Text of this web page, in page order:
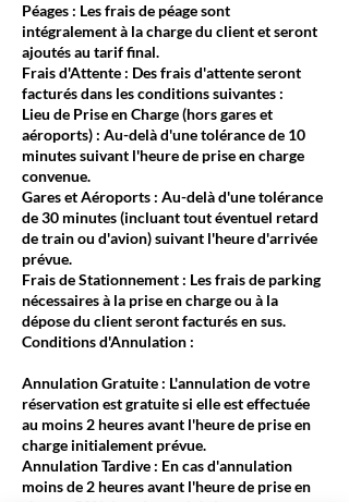
Péages : Les frais de péage sont
intégralement à la charge du client et seront
ajoutés au tarif final.
Frais d'Attente : Des frais d'attente seront
facturés dans les conditions suivantes :
Lieu de Prise en Charge (hors gares et
aéroports) : Au-delà d'une tolérance de 10
minutes suivant l'heure de prise en charge
convenue.
Gares et Aéroports : Au-delà d'une tolérance
de 30 minutes (incluant tout éventuel retard
de train ou d'avion) suivant l'heure d'arrivée
prévue.
Frais de Stationnement : Les frais de parking
nécessaires à la prise en charge ou à la
dépose du client seront facturés en sus.
Conditions d'Annulation :
Annulation Gratuite : L'annulation de votre
réservation est gratuite si elle est effectuée
au moins 2 heures avant l'heure de prise en
charge initialement prévue.
Annulation Tardive : En cas d'annulation
moins de 2 heures avant l'heure de prise en